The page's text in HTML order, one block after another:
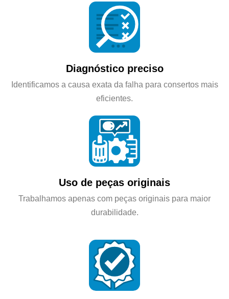
Diagnóstico preciso
Identificamos a causa exata da falha para consertos mais
eficientes.
Uso de peças originais
Trabalhamos apenas com peças originais para maior
durabilidade.